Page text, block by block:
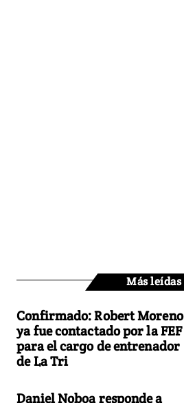
Más leídas
Confirmado: Robert Moreno
ya fue contactado por la FEF
para el cargo de entrenador
de La Tri
Daniel Noboa responde a